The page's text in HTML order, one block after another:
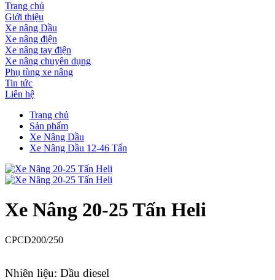
Trang chủ
Giới thiệu
Xe nâng Dầu
Xe nâng điện
Xe nâng tay điện
Xe nâng chuyên dụng
Phụ tùng xe nâng
Tin tức
Liên hệ
Trang chủ
Sản phẩm
Xe Nâng Dầu
Xe Nâng Dầu 12-46 Tấn
Xe Nâng 20-25 Tấn Heli
CPCD200/250
Nhiên liệu: Dầu diesel